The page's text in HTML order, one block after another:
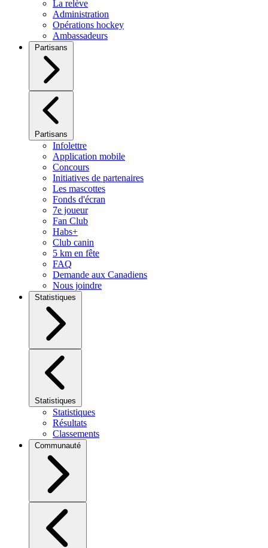
La relève
Administration
Opérations hockey
Ambassadeurs
Partisans
Partisans
Infolettre
Application mobile
Concours
Initiatives de partenaires
Les mascottes
Fonds d'écran
7e joueur
Fan Club
Habs+
Club canin
5 km en fête
FAQ
Demande aux Canadiens
Nous joindre
Statistiques
Statistiques
Statistiques
Résultats
Classements
Communauté